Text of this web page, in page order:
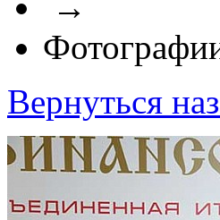
Вернуться